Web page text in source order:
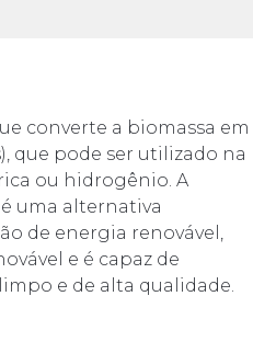
converte a biomassa em
que pode ser utilizado na
ou hidrogênio. A
uma alternativa
de energia renovável,
e é capaz de
e de alta qualidade.